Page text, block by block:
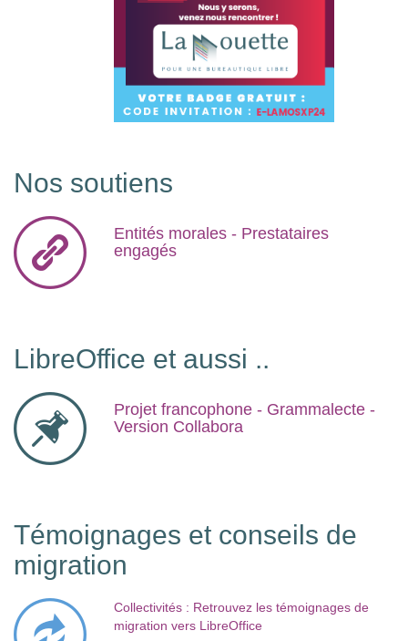
Nos soutiens
Entités morales - Prestataires
engagés
LibreOffice et aussi ..
Projet francophone - Grammalecte -
Version Collabora
Témoignages et conseils de
migration
Collectivités : Retrouvez les témoignages de
migration vers LibreOffice